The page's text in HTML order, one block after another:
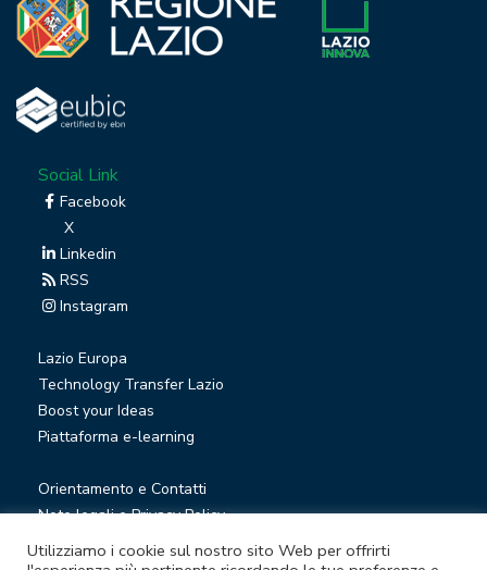
Social Link
Facebook
X
Linkedin
RSS
Instagram
Lazio Europa
Technology Transfer Lazio
Boost your Ideas
Piattaforma e-learning
Orientamento e Contatti
Note legali e Privacy Policy
Privacy Newsletter
Utilizziamo i cookie sul nostro sito Web per offrirti